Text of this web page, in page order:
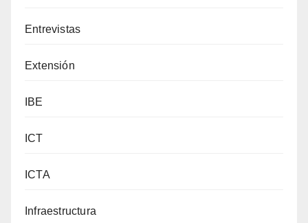
Entrevistas
Extensión
IBE
ICT
ICTA
Infraestructura